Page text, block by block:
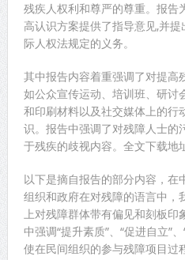
残疾人权利和尊严的尊重。报告
高认识方案提供了指导意见,并
际人权法规定的义务。
其中报告内容着重强调了对提高
如公众宣传运动、培训班、研讨
和印刷材料以及社交媒体上的行
识。报告中强调了对残障人士的
于残疾的歧视内容。全文下载地
以下是摘自报告的部分内容，在
组织和政府在对残障的语言中，
上对残障群体带有偏见和刻板印
中强调“提升素质”、“促进自立”
使在民间组织的参与残障项目过